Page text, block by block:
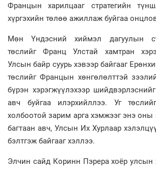
Францын харилцааг стратегийн
хүргэхийн төлөө ажиллаж буйгаа
Мөн Үндэсний хиймэл дагуулын
төслийг Франц Улстай хамтран
Улсын байр суурь хэвээр байгааг
төслийг Францын хөнгөлөлттэй
бүрэн хэрэгжүүлэхээр
авч буйгаа илэрхийллээ. Уг
холбоотой зарим арга хэмжээг энэ оны
багтаан авч, Улсын Их Хурлаар
бэлтгэж байгааг хэллээ.
Элчин сайд Коринн Пэрера хоёр улсын